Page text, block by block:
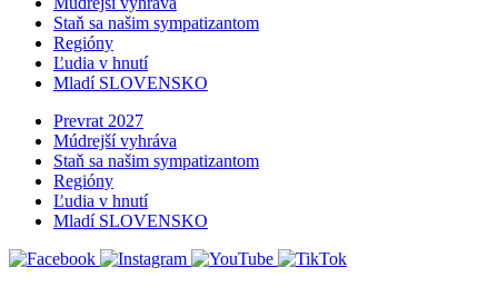
Staň sa našim sympatizantom
Regióny
Ľudia v hnutí
Mladí SLOVENSKO
Prevrat 2027
Múdrejší vyhráva
Staň sa našim sympatizantom
Regióny
Ľudia v hnutí
Mladí SLOVENSKO